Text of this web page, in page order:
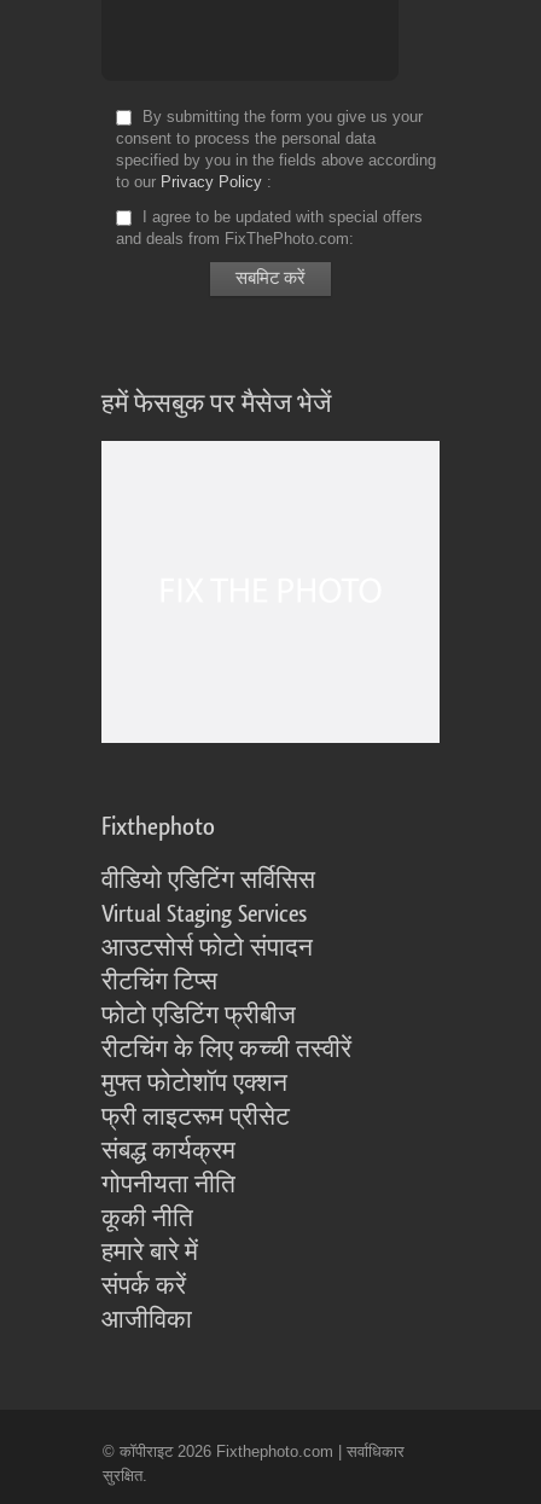
By submitting the form you give us your
consent to process the personal data
specified by you in the fields above according
to our Privacy Policy
I agree to be updated with special offers
and deals from FixThePhoto.com
हमें फेसबुक पर मैसेज भेजें
Fixthephoto
वीडियो एडिटिंग सर्विसिस
Virtual Staging Services
आउटसोर्स फोटो संपादन
रीटचिंग टिप्स
फोटो एडिटिंग फ्रीबीज
रीटचिंग के लिए कच्ची तस्वीरें
मुफ्त फोटोशॉप एक्शन
फ्री लाइटरूम प्रीसेट
संबद्ध कार्यक्रम
गोपनीयता नीति
कूकी नीति
हमारे बारे में
संपर्क करें
आजीविका
© कॉपीराइट 2026 Fixthephoto.com | सर्वाधिकार
सुरक्षित.